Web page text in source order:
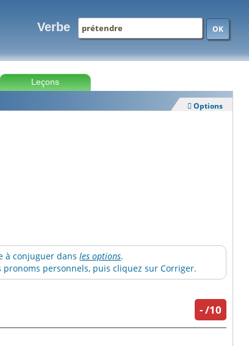
Verbe OK
Leçons
 Options
à conjuguer dansles options.
pronoms personnels, puis cliquez sur Corriger.
-/10